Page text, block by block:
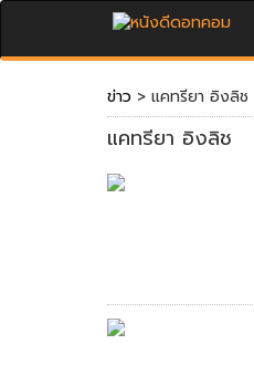
ข่าว > แคทรียา อิงลิช
แคทรียา อิงลิช